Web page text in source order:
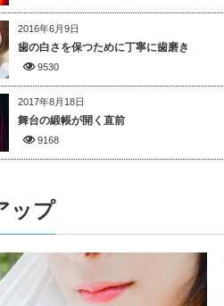
2016年6月9日
歯の白さを保つために丁寧に歯磨き
9530
2017年8月18日
舞台の緞帳が開く直前
9168
ップ